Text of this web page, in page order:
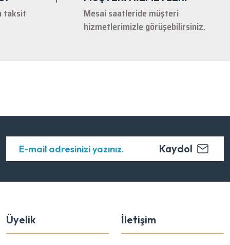
taksit
Mesai saatleride müşteri
hizmetlerimizle görüşebilirsiniz.
Kaydol
Üyelik İletişim